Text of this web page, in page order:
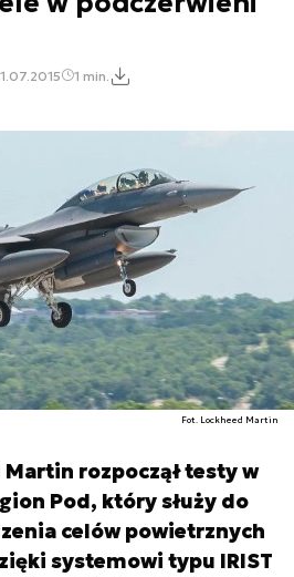
1 min.
Fot. Lockheed Martin
rozpoczął testy w
Pod, który służy do
celów powietrznych
systemowi typu IRIST